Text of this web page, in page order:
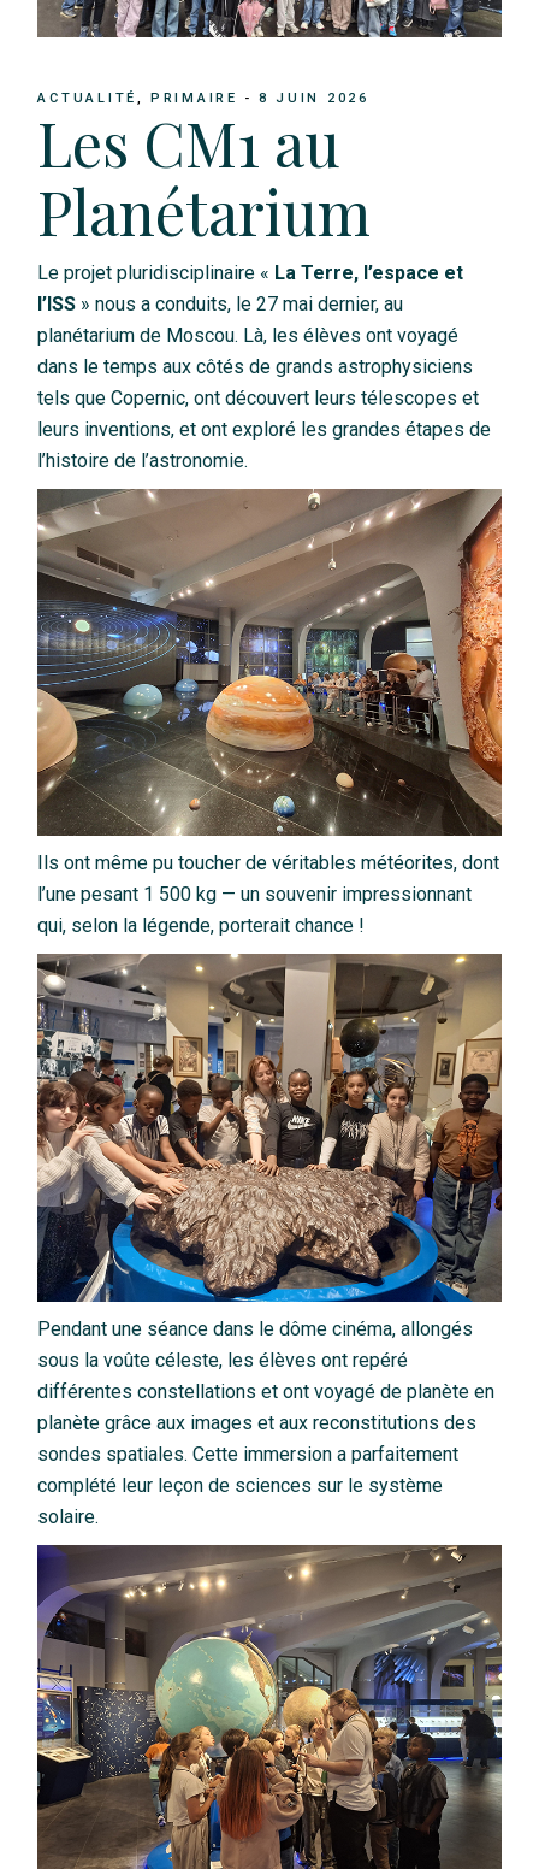
ACTUALITÉ PRIMAIRE 8 JUIN 2026
Les CM1 au
Planétarium
Le projet pluridisciplinaire « La Terre, l’espace et
l’ISS » nous a conduits, le 27 mai dernier, au
planétarium de Moscou. Là, les élèves ont voyagé
dans le temps aux côtés de grands astrophysiciens
tels que Copernic, ont découvert leurs télescopes et
leurs inventions, et ont exploré les grandes étapes de
l’histoire de l’astronomie.
Ils ont même pu toucher de véritables météorites, dont
l’une pesant 1 500 kg — un souvenir impressionnant
qui, selon la légende, porterait chance !
Pendant une séance dans le dôme cinéma, allongés
sous la voûte céleste, les élèves ont repéré
différentes constellations et ont voyagé de planète en
planète grâce aux images et aux reconstitutions des
sondes spatiales. Cette immersion a parfaitement
complété leur leçon de sciences sur le système
solaire.